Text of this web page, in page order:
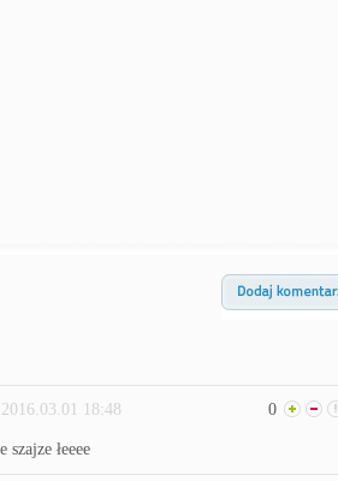
| 2016.03.01 18:48 0
szajze łeeee